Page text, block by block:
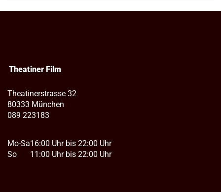
Theatiner Film
Theatinerstrasse 32
80333 München
089 223183
Mo-Sa
So
16:00 Uhr bis 22:00 Uhr
11:00 Uhr bis 22:00 Uhr